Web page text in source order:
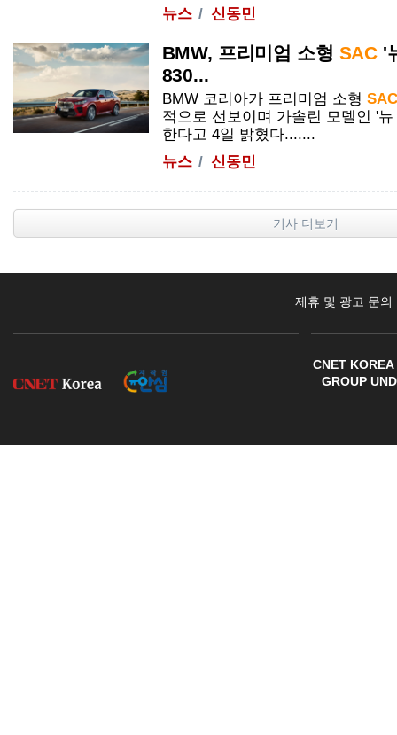
뉴스
신동민
BMW, 프리미엄 소형 SAC '
830...
BMW 코리아가 프리미엄 소형 SAC
적으로 선보이며 가솔린 모델인 '
한다고 4일 밝혔다.......
뉴스
신동민
기사 더보기
제휴 및 광고 문의
CNET
GROUP